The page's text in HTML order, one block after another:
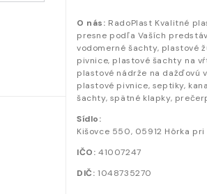
O nás: RadoPlast Kvalitné
presne podľa Vaších
vodomerné šachty, plastové
pivnice, plastové šachty na
plastové nádrže na dažďovú
plastové pivnice, septiky,
šachty, spätné klapky,
Sídlo:
Kišovce 550, 05912 Hôrka
IČO: 41007247
DIČ: 1048735270